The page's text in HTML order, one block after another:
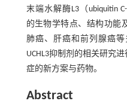
末端水解酶L3（ubiquitin C-
的生物学特点、结构功能
肺癌、肝癌和前列腺癌
UCHL3抑制剂的相关研究
症的新方案与药物。
Abstract